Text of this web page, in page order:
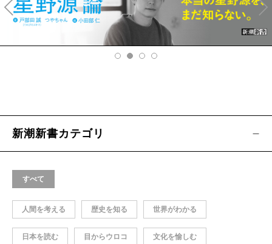
v
Ne
xt
新潮新書カテゴリ
すべて
人間を考える 歴史を知る 世界がわかる
日本を読む 目からウロコ 文化を愉しむ